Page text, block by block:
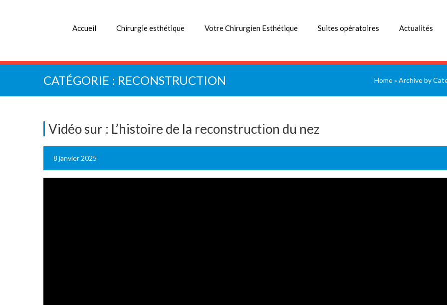
Accueil Chirurgie esthétique Votre Chirurgien Esthétique Suites opératoires Actualités
CATÉGORIE : RECONSTRUCTION Home» Archive by
Vidéo sur : L’histoire de la reconstruction du nez
8 janvier 2025